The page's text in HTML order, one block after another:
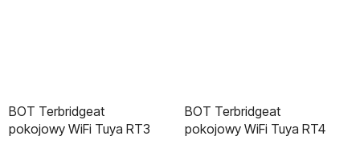
BOT Terbridgeat
pokojowy WiFi Tuya RT3
BOT Terbridgeat
pokojowy WiFi Tuya RT4